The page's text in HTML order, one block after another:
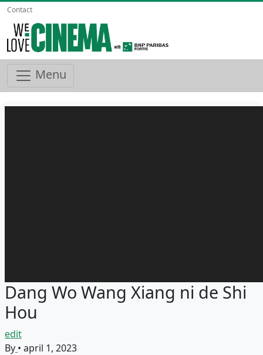
Contact
Menu
Dang Wo Wang Xiang ni de Shi
Hou
edit
By • april 1, 2023